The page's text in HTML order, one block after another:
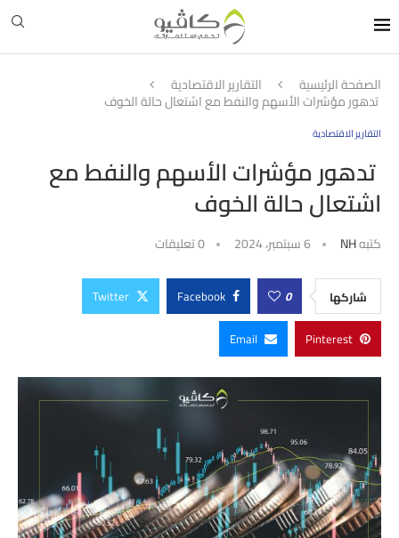
الصفحة الرئيسية التقارير الاقتصادية
تدهور مؤشرات الأسهم والنفط مع اشتعال حالة الخوف
التقارير الاقتصادية
تدهور مؤشرات الأسهم والنفط مع
اشتعال حالة الخوف
كتبهNH 6 سبتمبر، 2024 0 تعليقات
شاركها 0
Facebook
Twitter
Pinterest
Email